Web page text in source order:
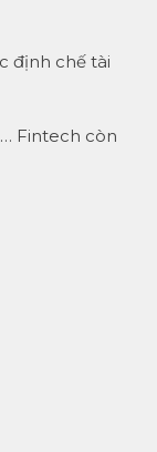
định chế tài
Fintech còn